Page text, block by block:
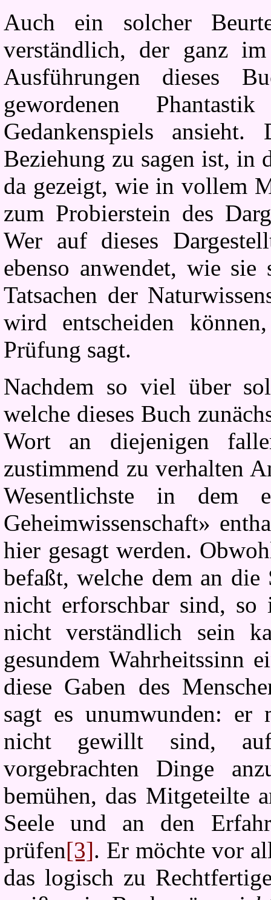
Auch ein solcher
verständlich, der ganz
Ausführungen dieses
gewordenen
Gedankenspiels
Beziehung zu sagen ist, in
da gezeigt, wie in vollem
zum Probierstein des
Wer auf dieses
ebenso anwendet, wie
Tatsachen der
wird entscheiden
Prüfung sagt.
Nachdem so viel über
welche dieses Buch
Wort an diejenigen
zustimmend zu verhalten
Wesentlichste in dem
Geheimwissenschaft»
hier gesagt werden.
befaßt, welche dem an die
nicht erforschbar sind, so
nicht verständlich sein
gesundem Wahrheitssinn
diese Gaben des
sagt es unumwunden: er
nicht gewillt sind,
vorgebrachten Dinge
bemühen, das Mitgeteilte
Seele und an den
prüfen[3]. Er möchte vor
das logisch zu